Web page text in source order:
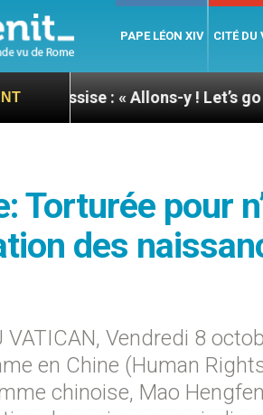
PAPE LÉON XIV CITÉ DU
: « Allons-y ! Let’s go ! »
Torturée pour
des
VATICAN, Vendredi 8
en Chine (Human
chinoise, Mao